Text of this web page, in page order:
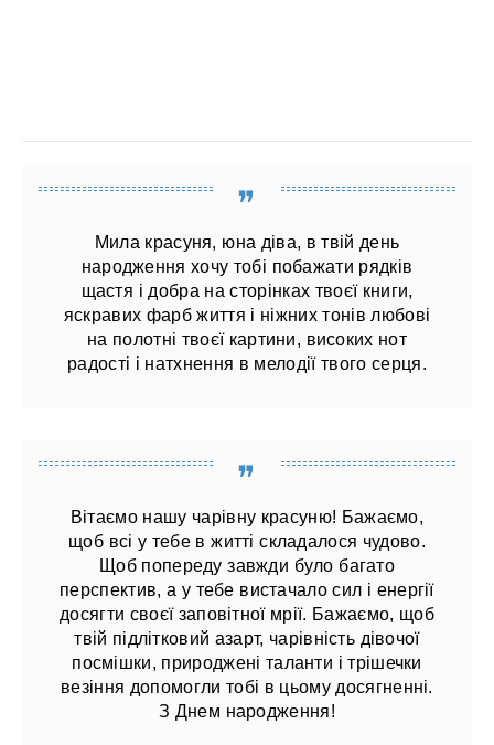
Мила красуня, юна діва, в твій день
народження хочу тобі побажати рядків
щастя і добра на сторінках твоєї книги,
яскравих фарб життя і ніжних тонів любові
на полотні твоєї картини, високих нот
радості і натхнення в мелодії твого серця.
Вітаємо нашу чарівну красуню! Бажаємо,
щоб всі у тебе в житті складалося чудово.
Щоб попереду завжди було багато
перспектив, а у тебе вистачало сил і енергії
досягти своєї заповітної мрії. Бажаємо, щоб
твій підлітковий азарт, чарівність дівочої
посмішки, природжені таланти і трішечки
везіння допомогли тобі в цьому досягненні.
З Днем народження!